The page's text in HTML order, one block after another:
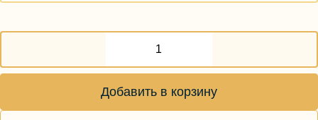
Добавить в корзину